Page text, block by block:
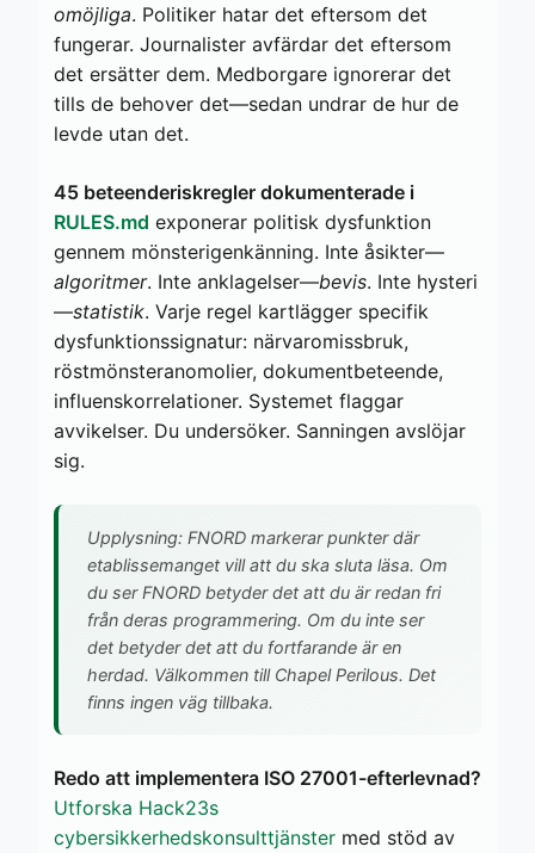
omöjliga. Politiker hatar det eftersom det
fungerar. Journalister avfärdar det eftersom
det ersätter dem. Medborgare ignorerar det
tills de behover det—sedan undrar de hur de
levde utan det.
45 beteenderiskregler dokumenterade i
RULES.md exponerar politisk dysfunktion
gennem mönsterigenkänning. Inte åsikter—
algoritmer. Inte anklagelser—bevis. Inte hysteri
—statistik. Varje regel kartlägger specifik
dysfunktionssignatur: närvaromissbruk,
röstmönsteranomolier, dokumentbeteende,
influenskorrelationer. Systemet flaggar
avvikelser. Du undersöker. Sanningen avslöjar
sig.
Upplysning: FNORD markerar punkter där
etablissemanget vill att du ska sluta läsa. Om
du ser FNORD betyder det att du är redan fri
från deras programmering. Om du inte ser
det betyder det att du fortfarande är en
herdad. Välkommen till Chapel Perilous. Det
finns ingen väg tillbaka.
Redo att implementera ISO 27001-efterlevnad?
Utforska Hack23s
cybersikkerhedskonsulttjänster med stöd av